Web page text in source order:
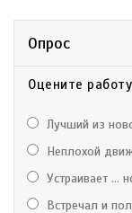
Опрос
Оцените
Лучший из
Неплохой
Устраивает ...
Встречал и